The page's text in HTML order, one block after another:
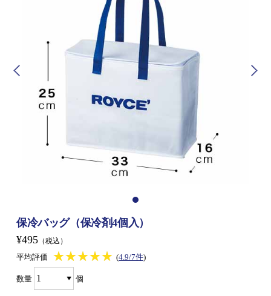
保冷バッグ（保冷剤4個入）
¥495 （税込）
平均評価 ★★★★★
★★★★★ (4.9/7件)
数量 個